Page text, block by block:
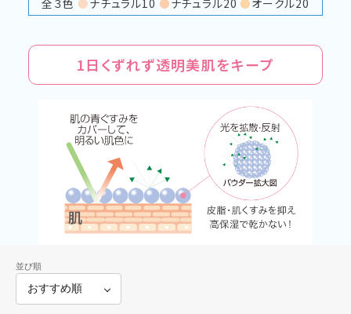
全３色 ●ナチュラル10 ●ナチュラル20●オークル20
1日くずれず透明美肌をキープ
並び順